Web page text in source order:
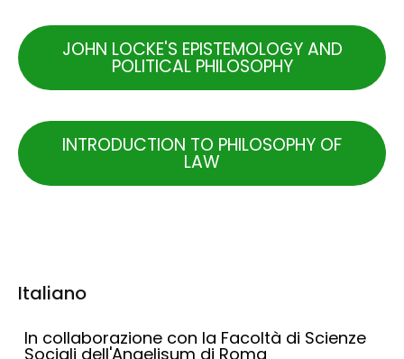
JOHN LOCKE'S EPISTEMOLOGY AND
POLITICAL PHILOSOPHY
INTRODUCTION TO PHILOSOPHY OF
LAW
Italiano
In collaborazione con la Facoltà di Scienze
Sociali dell'Angelisum di Roma